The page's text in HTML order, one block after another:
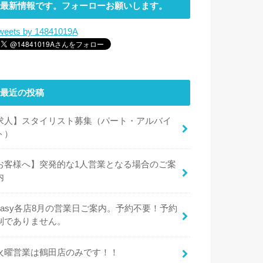
最新情報です。フォーローお願いします。
by 14841019A
最近の投稿
人】スタイリスト募集（パート・アルバイ
）
客様へ】突発的な1人営業となる場合のご案
各店8月の営業日ご案内。予約不要！予約
でありません。
曜営業は鶴田店のみです！！